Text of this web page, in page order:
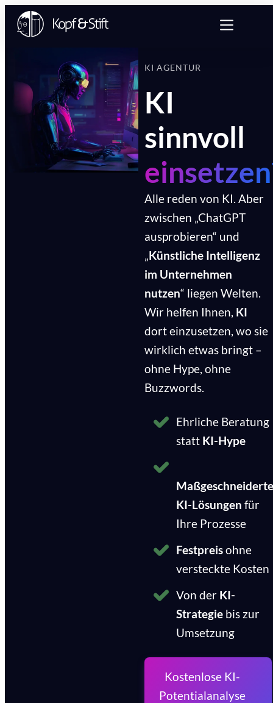
KI AGENTUR
KI
sinnvoll
Alle reden von KI. Aber
zwischen „ChatGPT
ausprobieren“ und
„Künstliche Intelligenz
im Unternehmen
nutzen“ liegen Welten.
Wir helfen Ihnen, KI
dort einzusetzen, wo sie
wirklich etwas bringt –
ohne Hype, ohne
Buzzwords.
Ehrliche Beratung
statt KI-Hype
Maßgeschneiderte
KI-Lösungen für
Ihre Prozesse
Festpreisohne
versteckte Kosten
Von der KI-
Strategiebis zur
Umsetzung
Kostenlose KI-
Potentialanalyse